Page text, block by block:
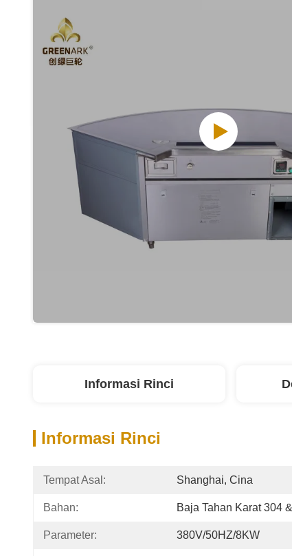
Informasi Rinci
Informasi Rinci
Tempat Asal: Shanghai, Cina
Bahan: Baja Tahan Karat 304
Parameter: 380V/50HZ/8KW